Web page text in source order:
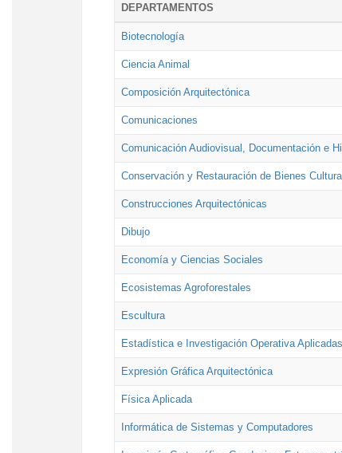
DEPARTAMENTOS
Biotecnología
Ciencia Animal
Composición Arquitectónica
Comunicaciones
Comunicación Audiovisual, Documentación e
Conservación y Restauración de Bienes
Construcciones Arquitectónicas
Dibujo
Economía y Ciencias Sociales
Ecosistemas Agroforestales
Escultura
Estadística e Investigación Operativa
Expresión Gráfica Arquitectónica
Física Aplicada
Informática de Sistemas y Computadores